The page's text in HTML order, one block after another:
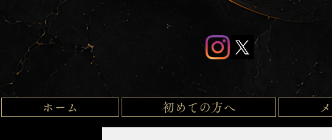
ホーム 初めての方へ